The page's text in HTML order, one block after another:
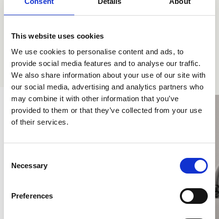
This website uses cookies
We use cookies to personalise content and ads, to
provide social media features and to analyse our traffic.
We also share information about your use of our site with
our social media, advertising and analytics partners who
may combine it with other information that you’ve
provided to them or that they’ve collected from your use
of their services.
Selection
Necessary
Preferences
Die anderen Kollektionen